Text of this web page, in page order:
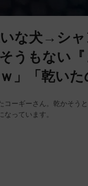
いな犬→シ
うもない
」「乾いた
コーギーさん。乾かそ
っています。